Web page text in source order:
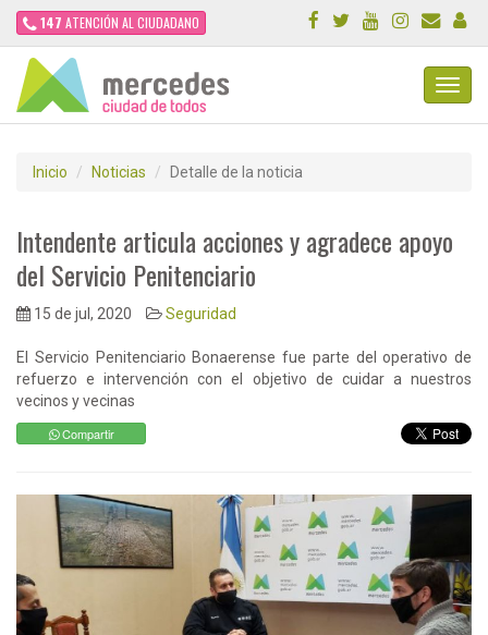
147 ATENCIÓN AL CIUDADANO
Inicio Noticias Detalle de la noticia
Intendente articula acciones y agradece apoyo
del Servicio Penitenciario
15 de jul, 2020 Seguridad
El Servicio Penitenciario Bonaerense fue parte del operativo de
refuerzo e intervención con el objetivo de cuidar a nuestros
vecinos y vecinas
Compartir